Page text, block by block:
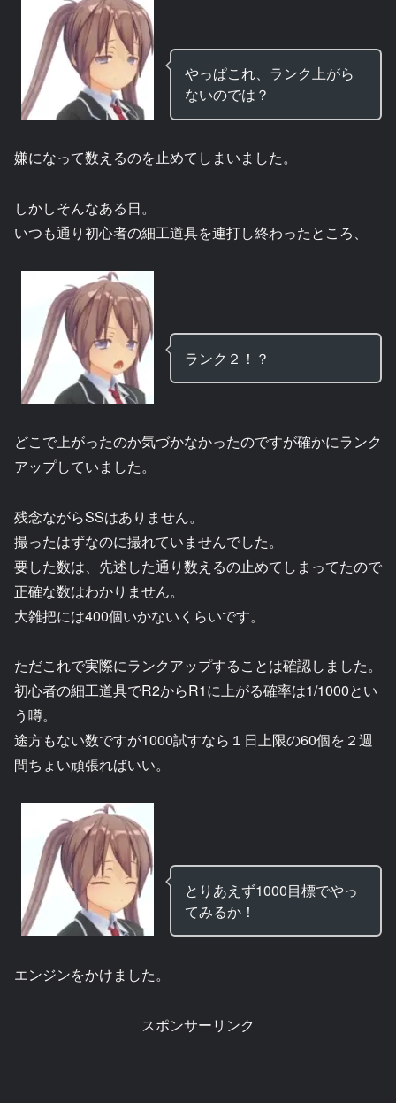
やっぱこれ、ランク上がら
ないのでは？
嫌になって数えるのを止めてしまいました。
しかしそんなある日。
いつも通り初心者の細工道具を連打し終わったところ、
ランク２！？
どこで上がったのか気づかなかったのですが確かにランク
アップしていました。
残念ながらSSはありません。
撮ったはずなのに撮れていませんでした。
要した数は、先述した通り数えるの止めてしまってたので
正確な数はわかりません。
大雑把には400個いかないくらいです。
ただこれで実際にランクアップすることは確認しました。
初心者の細工道具でR2からR1に上がる確率は1/1000とい
う噂。
途方もない数ですが1000試すなら１日上限の60個を２週
間ちょい頑張ればいい。
とりあえず1000目標でやっ
てみるか！
エンジンをかけました。
スポンサーリンク